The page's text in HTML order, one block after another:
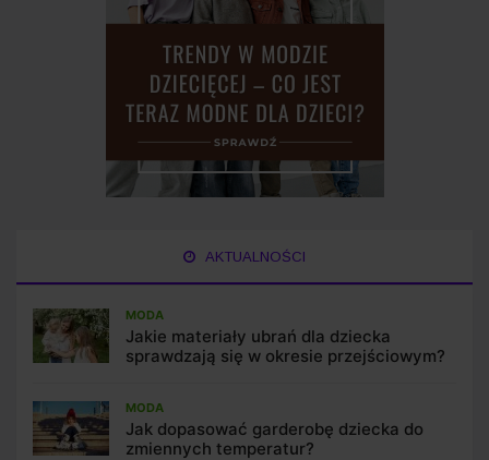
AKTUALNOŚCI
MODA
Jakie materiały ubrań dla dziecka
sprawdzają się w okresie przejściowym?
MODA
Jak dopasować garderobę dziecka do
zmiennych temperatur?